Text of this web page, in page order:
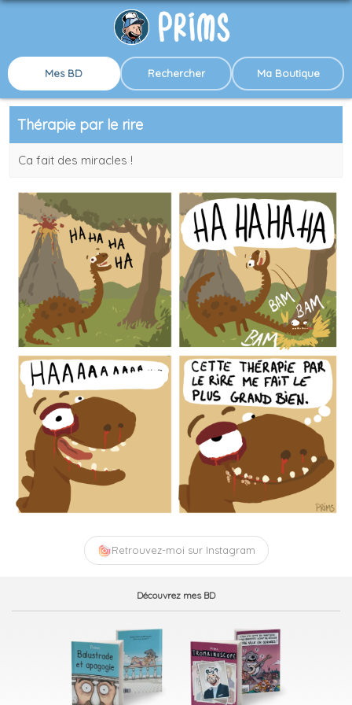
Mes BD Rechercher Ma Boutique
Thérapie par le rire
Ca fait des miracles !
Retrouvez-moi sur Instagram
Découvrez mes BD